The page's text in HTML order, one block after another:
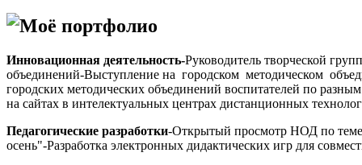
Моё портфолио
Инновационная деятельность-Руководитель творческой
объединений-Выступление на городском методическом
городских методических объединений воспитателей по
на сайтах в интелектуальных центрах дистанционных
Педагогические разработки-Открытый просмотр НОД по теме:
осень"-Разработка электронных дидактических игр для